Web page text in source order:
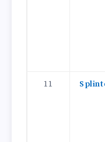
11